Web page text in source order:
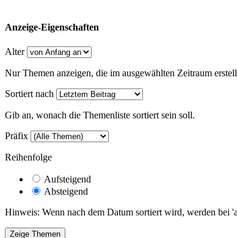
Anzeige-Eigenschaften
Alter
Nur Themen anzeigen, die im ausgewählten Zeitraum
Sortiert nach
Gib an, wonach die Themenliste sortiert sein soll.
Präfix
Reihenfolge
Aufsteigend
Absteigend
Hinweis: Wenn nach dem Datum sortiert wird, werden bei